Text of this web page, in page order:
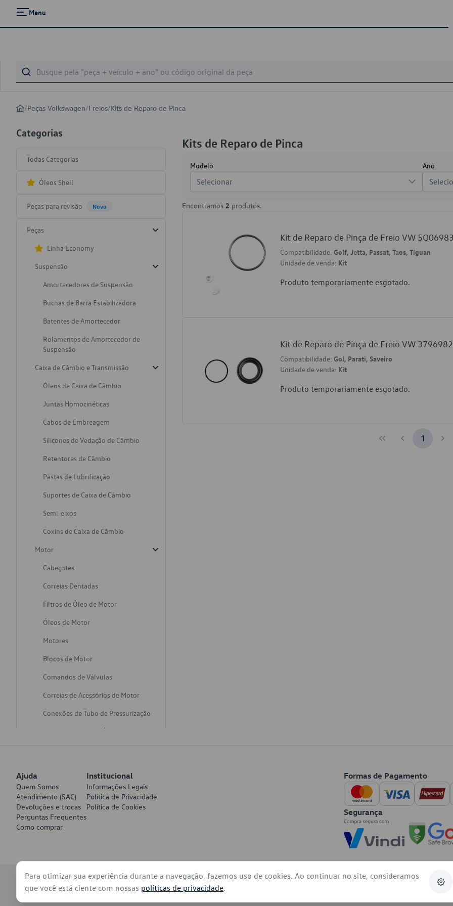
Menu
/Peças Volkswagen/Freios/Kits de Reparo de Pinca
Categorias
Todas Categorias
Óleos Shell
Peças para revisão Novo
Peças
Linha Economy
Suspensão
Amortecedores de Suspensão
Buchas de Barra Estabilizadora
Batentes de Amortecedor
Rolamentos de Amortecedor de
Suspensão
Caixa de Câmbio e Transmissão
Óleos de Caixa de Câmbio
Juntas Homocinéticas
Cabos de Embreagem
Silicones de Vedação de Câmbio
Retentores de Câmbio
Pastas de Lubrificação
Suportes de Caixa de Câmbio
Semi-eixos
Coxins de Caixa de Câmbio
Motor
Cabeçotes
Correias Dentadas
Filtros de Óleo de Motor
Óleos de Motor
Motores
Blocos de Motor
Comandos de Válvulas
Correias de Acessórios de Motor
Conexões de Tubo de Pressurização
Varetas de Nivel de Óleo
Discos de Freio
Juntas de Bomba de Vácuo
Mangueiras de Vácuo de Servo
Pratos de Disco de Freio
Travas de Pastilha de Freio
Kits de Reparo de Pinca
Modelo
Selecionar
Ano
Encontramos 2 produtos.
Kit de Reparo de Pinça de Freio VW
Compatibilidade: Golf, Jetta, Passat, Taos, Tiguan
Unidade de venda: Kit
Produto temporariamente esgotado.
Kit de Reparo de Pinça de Freio VW
Compatibilidade: Gol, Parati, Saveiro
Unidade de venda: Kit
Produto temporariamente esgotado.
1
Ajuda
Quem Somos
Atendimento (SAC)
Devoluções e trocas
Perguntas Frequentes
Como comprar
Institucional
Informações Legais
Política de Privacidade
Política de Cookies
Formas de Pagamento
Segurança
© 2026 - Volkswagen do Brasil - Todos os direitos reservados
Para otimizar sua experiência durante a navegação, fazemos uso de cookies. Ao continuar no site, consideramos
que você está ciente com nossas políticas de privacidade.